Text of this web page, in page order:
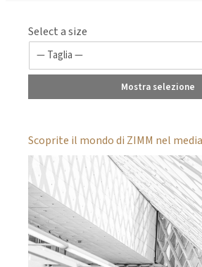
Select a size
Mostra selezione
Scoprite il mondo di ZIMM nel